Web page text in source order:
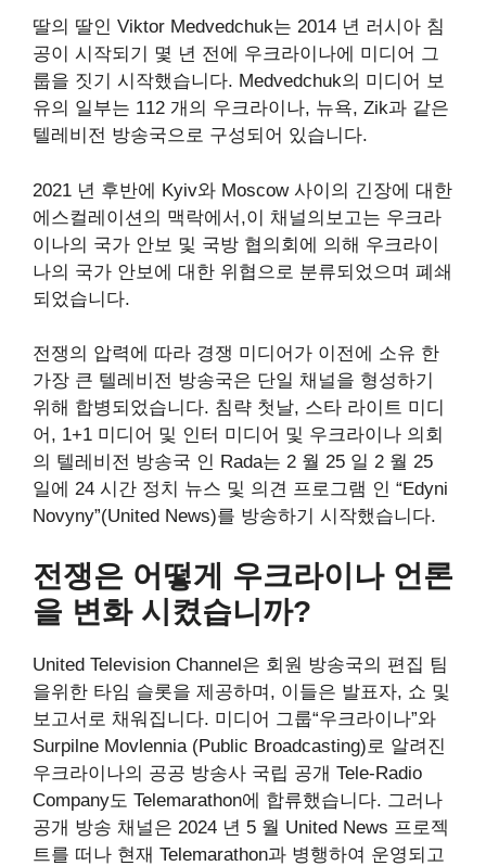
딸의 딸인 Viktor Medvedchuk는 2014 년 러시아 침
공이 시작되기 몇 년 전에 우크라이나에 미디어 그
룹을 짓기 시작했습니다. Medvedchuk의 미디어 보
유의 일부는 112 개의 우크라이나, 뉴욕, Zik과 같은
텔레비전 방송국으로 구성되어 있습니다.
2021 년 후반에 Kyiv와 Moscow 사이의 긴장에 대한
에스컬레이션의 맥락에서,이 채널의보고는 우크라
이나의 국가 안보 및 국방 협의회에 의해 우크라이
나의 국가 안보에 대한 위협으로 분류되었으며 폐쇄
되었습니다.
전쟁의 압력에 따라 경쟁 미디어가 이전에 소유 한
가장 큰 텔레비전 방송국은 단일 채널을 형성하기
위해 합병되었습니다. 침략 첫날, 스타 라이트 미디
어, 1+1 미디어 및 인터 미디어 및 우크라이나 의회
의 텔레비전 방송국 인 Rada는 2 월 25 일 2 월 25
일에 24 시간 정치 뉴스 및 의견 프로그램 인 “Edyni
Novyny”(United News)를 방송하기 시작했습니다.
전쟁은 어떻게 우크라이나 언론
을 변화 시켰습니까?
United Television Channel은 회원 방송국의 편집 팀
을위한 타임 슬롯을 제공하며, 이들은 발표자, 쇼 및
보고서로 채워집니다. 미디어 그룹“우크라이나”와
Surpilne Movlennia (Public Broadcasting)로 알려진
우크라이나의 공공 방송사 국립 공개 Tele-Radio
Company도 Telemarathon에 합류했습니다. 그러나
공개 방송 채널은 2024 년 5 월 United News 프로젝
트를 떠나 현재 Telemarathon과 병행하여 운영되고